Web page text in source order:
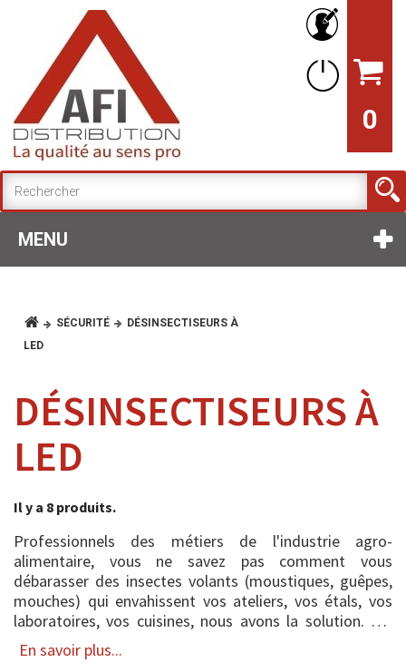
0
MENU
SÉCURITÉ
DÉSINSECTISEURS À
LED
DÉSINSECTISEURS À
LED
Il y a 8 produits.
Professionnels des métiers de l'industrie agro-
alimentaire, vous ne savez pas comment vous
débarasser des insectes volants (moustiques, guêpes,
mouches) qui envahissent vos ateliers, vos étals, vos
laboratoires, vos cuisines, nous avons la solution. AFI
Distribution a sélectionné une large gamme de
désinsectiseurs à LED qui résoudront votre prob...
En savoir plus...